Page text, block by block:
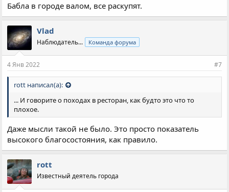
Бабла в городе валом, все раскупят.
Vlad
Наблюдатель... Команда форума
4 Янв 2022 #7
rott написал(а):
... И говорите о походах в ресторан, как будто это что то
плохое.
Даже мысли такой не было. Это просто показатель
высокого благосостояния, как правило.
rott
Известный деятель города